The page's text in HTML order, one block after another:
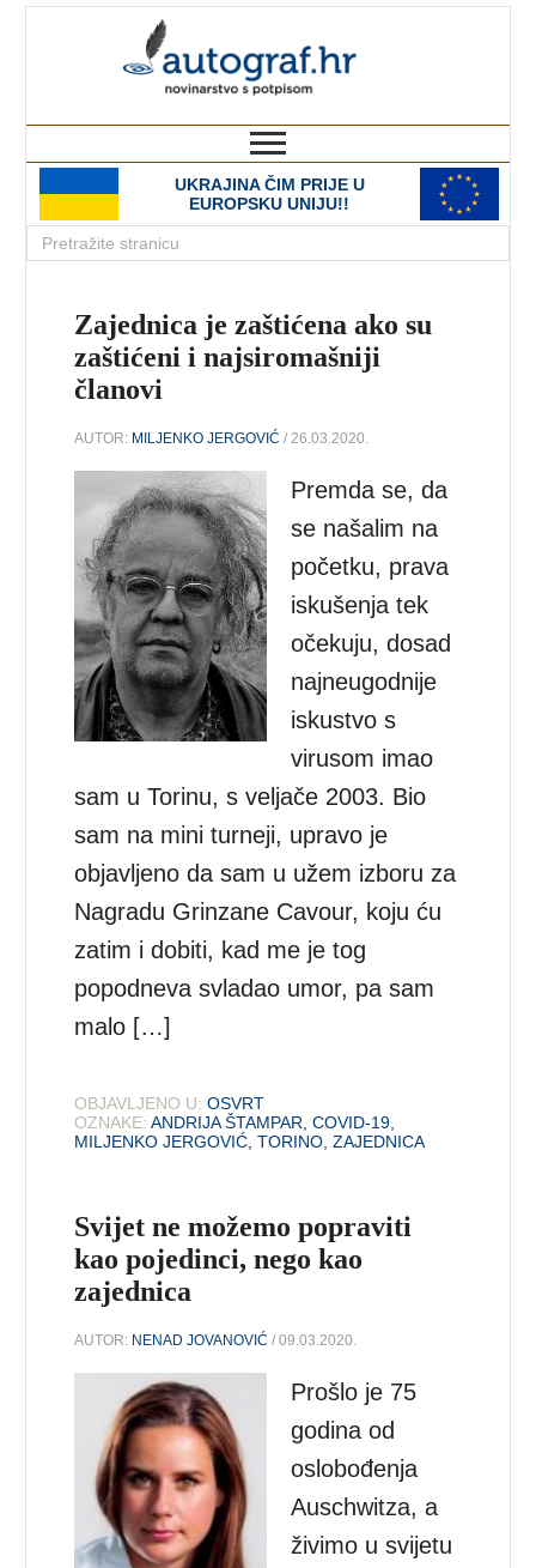
UKRAJINA ČIM PRIJE U
EUROPSKU UNIJU!!
Zajednica je zaštićena ako su
zaštićeni i najsiromašniji
članovi
AUTOR: MILJENKO JERGOVIĆ / 26.03.2020.
Premda se, da
se našalim na
početku, prava
iskušenja tek
očekuju, dosad
najneugodnije
iskustvo s
virusom imao
sam u Torinu, s veljače 2003. Bio
sam na mini turneji, upravo je
objavljeno da sam u užem izboru za
Nagradu Grinzane Cavour, koju ću
zatim i dobiti, kad me je tog
popodneva svladao umor, pa sam
malo […]
OBJAVLJENO U: OSVRT
OZNAKE: ANDRIJA ŠTAMPAR ,COVID-19
MILJENKO JERGOVIĆ ,TORINO ,ZAJEDNICA
Svijet ne možemo popraviti
kao pojedinci, nego kao
zajednica
AUTOR: NENAD JOVANOVIĆ / 09.03.2020.
Prošlo je 75
godina od
oslobođenja
Auschwitza, a
živimo u svijetu